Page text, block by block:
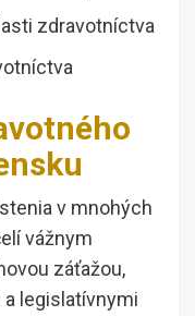
zdravotníctva
v mnohých
vážnym
záťažou,
legislatívnymi